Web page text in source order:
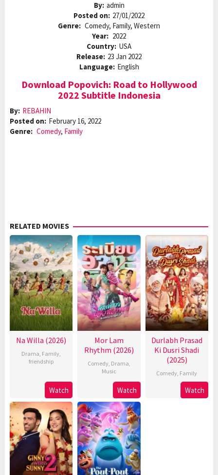
By: admin
Posted on: 27/01/2022
Genre: Comedy, Family, Western
Year: 2022
Country: USA
Release: 23 Jan 2022
Language: English
Download Popovich: Road to Hollywood
2022 Subtitle Indonesia
By: REBAHIN
Posted on: February 16, 2022
Genre: Comedy, Family
RELATED MOVIES
Na Willa (2026)
Drama, Family,
friendship
Watch
Mor Lam
Rhythm (2026)
Comedy, Drama,
Music
Watch
Durlabh Prasad
Ki Dusri Shadi
(2025)
Comedy, Family
Watch